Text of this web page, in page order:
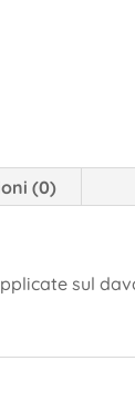
(0)
sul